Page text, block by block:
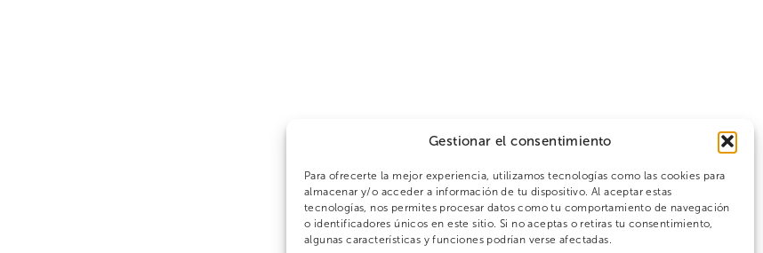
Gestionar el consentimiento
Para ofrecerte la mejor experiencia, utilizamos tecnologías como las cookies para
almacenar y/o acceder a información de tu dispositivo. Al aceptar estas
tecnologías, nos permites procesar datos como tu comportamiento de navegación
o identificadores únicos en este sitio. Si no aceptas o retiras tu consentimiento,
algunas características y funciones podrían verse afectadas.